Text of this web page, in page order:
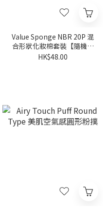
Value Sponge NBR 20P 混
合形狀化妝棉套裝【隨機形
狀20件裝】
HK$48.00